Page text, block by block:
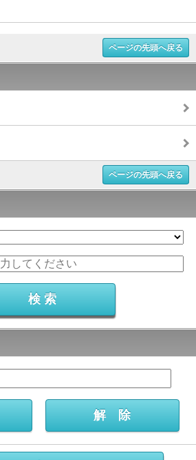
ページの先頭へ戻る
ページの先頭へ戻る